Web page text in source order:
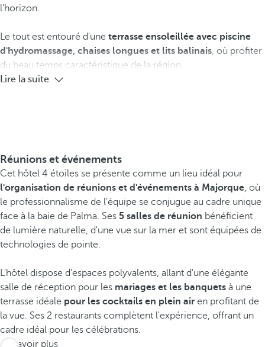
l'horizon.
Le tout est entouré d'une terrasse ensoleillée avec piscine
d'hydromassage, chaises longues et lits balinais, où profiter
du beau temps caractéristique de la région.
Lire la suite
Réunions et événements
Cet hôtel 4 étoiles se présente comme un lieu idéal pour
l'organisation de réunions et d'événements à Majorque, où
le professionnalisme de l'équipe se conjugue au cadre unique
face à la baie de Palma. Ses 5 salles de réunion bénéficient
de lumière naturelle, d'une vue sur la mer et sont équipées de
technologies de pointe.
L'hôtel dispose d'espaces polyvalents, allant d'une élégante
salle de réception pour les mariages et les banquets à une
terrasse idéale pour les cocktails en plein air en profitant de
la vue. Ses 2 restaurants complètent l'expérience, offrant un
cadre idéal pour les célébrations.
En savoir plus